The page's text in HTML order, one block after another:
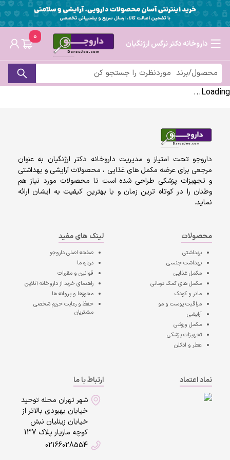
داروخانه دکتر نرگس ارژنگیان
0
Loading...
داروجو تحت امتیاز و مدیریت داروخانه دکتر ارژنگیان به عنوان
مرجعی برای عرضه مکمل های غذایی ، محصولات آرایشی و بهداشتی
و تجهیزات پزشکی طراحی شده است تا محصولات مورد نیاز هم
وطنان را در کوتاه ترین زمان و با بهترین کیفیت به ایشان ارائه
نماید.
محصولات
بهداشتی
بهداشت جنسی
مکمل غذایی
مکمل های کمک درمانی
مادر و کودک
مراقبت پوست و مو
آرایشی
مکمل ورزشی
تجهیزات پزشکی
عطر و ادکلن
لینک های مفید
صفحه اصلیداروجو
درباره ما
قوانین و مقررات
راهنمای خرید از داروخانه آنلاین
مجوزها و پروانه ها
حفظ و رعایت حریم شخصی
مشتریان
نماد اعتماد
ارتباط با ما
شهر تهران محله توحید
خیابان بهبودی بالاتر از
خیابان زینلیان نبش
کوچه مازیار پلاک 137
02166028554